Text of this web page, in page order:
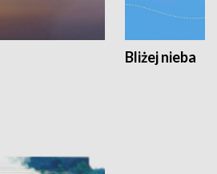
Bliżej nieba